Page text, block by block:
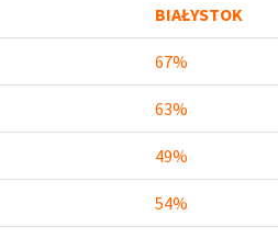
BIAŁYSTOK
67%
63%
49%
54%